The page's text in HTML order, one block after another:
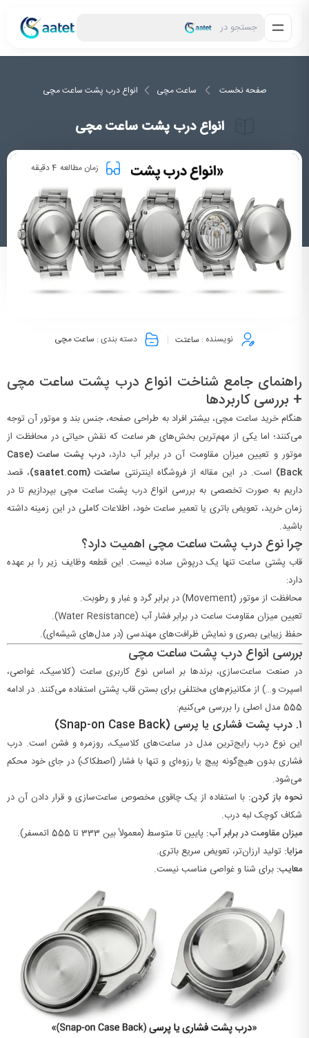
جستجو در
صفحه نخست ساعت مچی انواع درب پشت ساعت مچی
انواع درب پشت ساعت مچی
زمان مطالعه 4دقیقه
نویسنده : ساعتت دسته بندی : ساعت مچی
راهنمای جامع شناخت انواع درب پشت ساعت مچی
+ بررسی کاربردها
هنگام خرید ساعت مچی، بیشتر افراد به طراحی صفحه، جنس بند و موتور آن توجه
می‌کنند؛ اما یکی از مهم‌ترین بخش‌های هر ساعت که نقش حیاتی در محافظت از
موتور و تعیین میزان مقاومت آن در برابر آب دارد،
درب پشت ساعت (Case
Back)
است. در این مقاله از فروشگاه اینترنتی ساعتت (saatet.com
)، قصد
داریم به صورت تخصصی به بررسی انواع درب پشت ساعت مچی بپردازیم تا در
زمان خرید، تعویض باتری یا تعمیر ساعت خود، اطلاعات کاملی در این زمینه داشته
باشید.
چرا نوع درب پشت ساعت مچی اهمیت دارد؟
قاب پشتی ساعت تنها یک درپوش ساده نیست. این قطعه وظایف زیر را بر عهده
دارد:
محافظت از موتور (Movement) در برابر گرد و غبار و رطوبت.
تعیین میزان مقاومت ساعت در برابر فشار آب (Water Resistance).
حفظ زیبایی بصری و نمایش ظرافت‌های مهندسی (در مدل‌های شیشه‌ای).
بررسی انواع درب پشت ساعت مچی
در صنعت ساعت‌سازی، برندها بر اساس نوع کاربری ساعت (کلاسیک، غواصی،
اسپرت و…) از مکانیزم‌های مختلفی برای بستن قاب پشتی استفاده می‌کنند. در ادامه
555 مدل اصلی را بررسی می‌کنیم:
۱. درب پشت فشاری یا پرسی (Snap-on Case Back)
این نوع درب رایج‌ترین مدل در ساعت‌های کلاسیک، روزمره و فشن است. درب
فشاری بدون هیچ‌گونه پیچ یا رزوه‌ای و تنها با فشار (اصطکاک) در جای خود محکم
می‌شود.
نحوه باز کردن: با استفاده از یک چاقوی مخصوص ساعت‌سازی و قرار دادن آن در
شکاف کوچک لبه درب.
میزان مقاومت در برابر آب: پایین تا متوسط (معمولاً بین 333 تا 555
اتمسفر).
مزایا: تولید ارزان‌تر، تعویض سریع باتری.
معایب: برای شنا و غواصی مناسب نیست.